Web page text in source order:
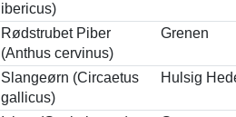
ibericus)
Rødstrubet Piber
(Anthus cervinus)
Grenen
Slangeørn (Circaetus
gallicus)
Hulsig